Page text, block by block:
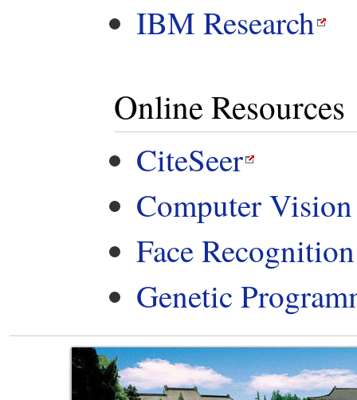
IBM Research
Online Resources
CiteSeer
Computer
Face
Genetic